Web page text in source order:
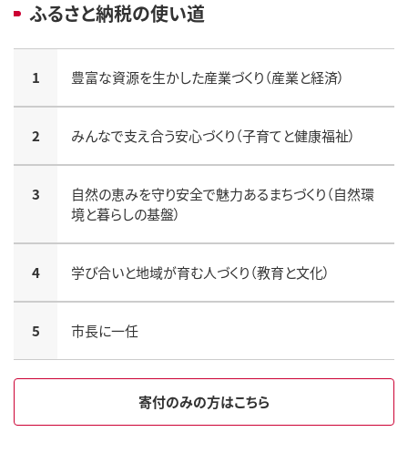
ふるさと納税の使い道
1 豊富な資源を生かした産業づくり（産業と経済）
2 みんなで支え合う安心づくり（子育てと健康福祉）
3
自然の恵みを守り安全で魅力あるまちづくり（自然環
境と暮らしの基盤）
4 学び合いと地域が育む人づくり（教育と文化）
5 市長に一任
寄付のみの方はこちら